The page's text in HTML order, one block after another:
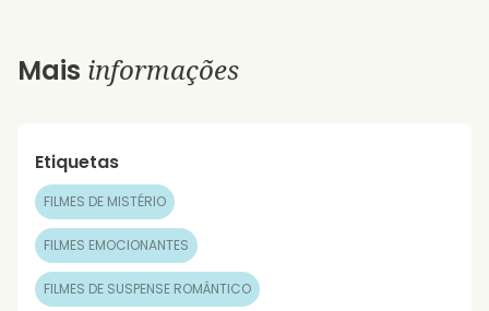
Mais informações
Etiquetas
FILMES DE MISTÉRIO
FILMES EMOCIONANTES
FILMES DE SUSPENSE ROMÂNTICO